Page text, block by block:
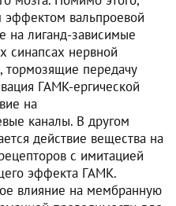
вальпроевой
на лиганд-зависимые
синапсах нервной
тормозящие передачу
ГАМК-ергической
на
каналы. В другом
действие вещества на
с имитацией
эффекта ГАМК.
влияние на мембранную